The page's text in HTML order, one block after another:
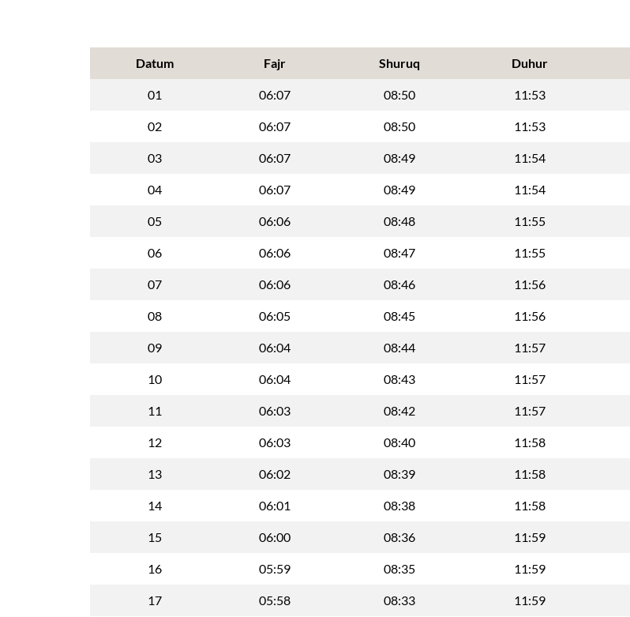
Datum Fajr Shuruq Duhur
01 06:07 08:50 11:53
02 06:07 08:50 11:53
03 06:07 08:49 11:54
04 06:07 08:49 11:54
05 06:06 08:48 11:55
06 06:06 08:47 11:55
07 06:06 08:46 11:56
08 06:05 08:45 11:56
09 06:04 08:44 11:57
10 06:04 08:43 11:57
11 06:03 08:42 11:57
12 06:03 08:40 11:58
13 06:02 08:39 11:58
14 06:01 08:38 11:58
15 06:00 08:36 11:59
16 05:59 08:35 11:59
17 05:58 08:33 11:59